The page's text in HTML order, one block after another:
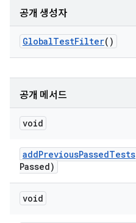
공개 생성자
GlobalTestFilter()
공개 메서드
void
addPreviousPassedTests
Passed)
void